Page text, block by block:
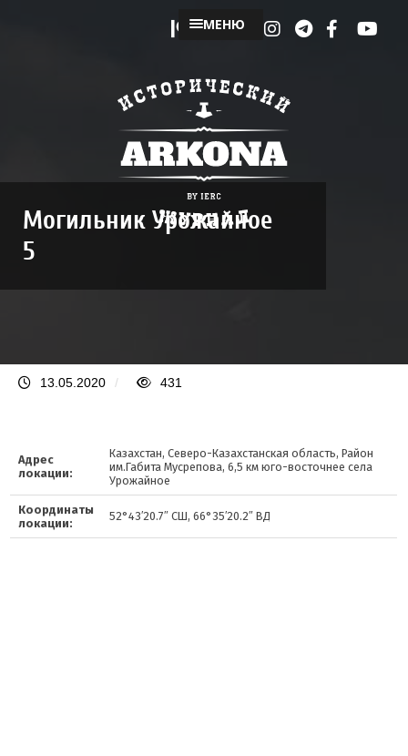
МЕНЮ
Могильник Урожайное
5
13.05.2020 / 431
Адрес
локации:
Казахстан, Северо-Казахстанская область, Район
им.Габита Мусрепова, 6,5 км юго-восточнее села
Урожайное
Координаты
локации:
52°43′20.7″ СШ, 66°35′20.2″ ВД